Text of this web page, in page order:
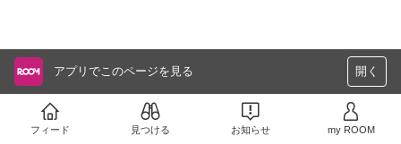
アプリでこのページを見る 開く
フィード 見つける お知らせ my ROOM